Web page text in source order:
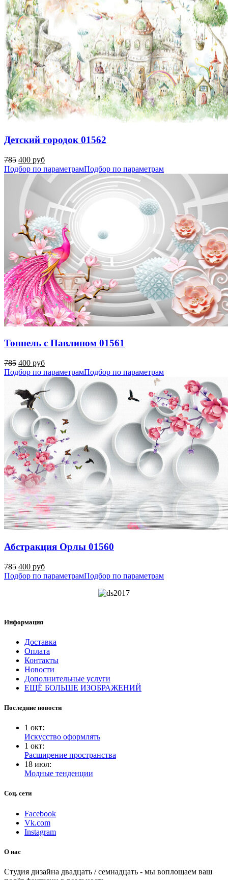
Детский городок 01562
785 400 руб
Подбор по параметрамПодбор по параметрам
Тоннель с Павлином 01561
785 400 руб
Подбор по параметрамПодбор по параметрам
Абстракция Орлы 01560
785 400 руб
Подбор по параметрамПодбор по параметрам
Информация
Доставка
Оплата
Контакты
Новости
Дополнительные услуги
ЕЩЁ БОЛЬШЕ ИЗОБРАЖЕНИЙ
Последние новости
1 окт:
Искусство оформлять
1 окт:
Расширение пространства
18 июл:
Модные тенденции
Соц. сети
Facebook
Vk.com
Instagram
О нас
Студия дизайна двадцать / семнадцать - мы воплощаем ваш